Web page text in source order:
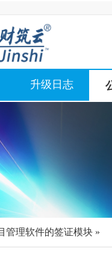
升级日志
管理软件的签证模块 »